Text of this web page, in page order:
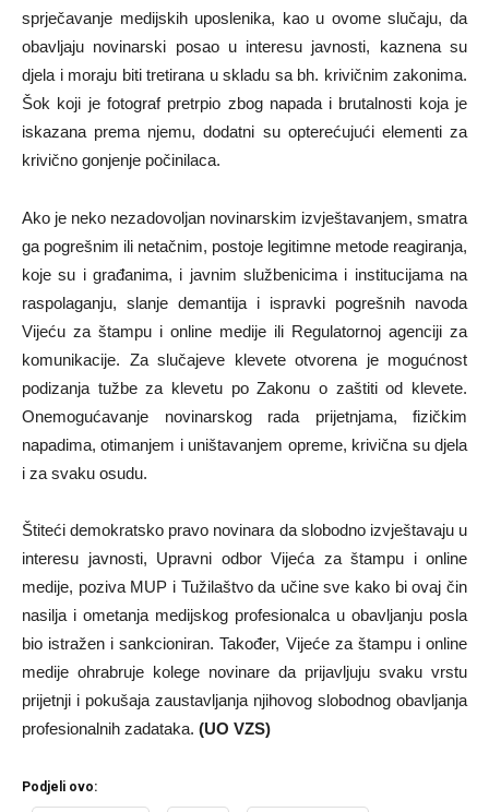
sprječavanje medijskih uposlenika, kao u ovome slučaju, da
obavljaju novinarski posao u interesu javnosti, kaznena su
djela i moraju biti tretirana u skladu sa bh. krivičnim zakonima.
Šok koji je fotograf pretrpio zbog napada i brutalnosti koja je
iskazana prema njemu, dodatni su opterećujući elementi za
krivično gonjenje počinilaca.
Ako je neko nezadovoljan novinarskim izvještavanjem, smatra
ga pogrešnim ili netačnim, postoje legitimne metode reagiranja,
koje su i građanima, i javnim službenicima i institucijama na
raspolaganju, slanje demantija i ispravki pogrešnih navoda
Vijeću za štampu i online medije ili Regulatornoj agenciji za
komunikacije. Za slučajeve klevete otvorena je mogućnost
podizanja tužbe za klevetu po Zakonu o zaštiti od klevete.
Onemogućavanje novinarskog rada prijetnjama, fizičkim
napadima, otimanjem i uništavanjem opreme, krivična su djela
i za svaku osudu.
Štiteći demokratsko pravo novinara da slobodno izvještavaju u
interesu javnosti, Upravni odbor Vijeća za štampu i online
medije, poziva MUP i Tužilaštvo da učine sve kako bi ovaj čin
nasilja i ometanja medijskog profesionalca u obavljanju posla
bio istražen i sankcioniran. Također, Vijeće za štampu i online
medije ohrabruje kolege novinare da prijavljuju svaku vrstu
prijetnji i pokušaja zaustavljanja njihovog slobodnog obavljanja
profesionalnih zadataka. (UO VZS)
Podjeli ovo: